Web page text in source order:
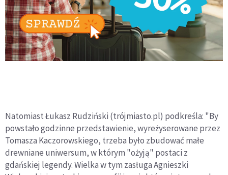
Natomiast Łukasz Rudziński (trójmiasto.pl) podkreśla: "By
powstało godzinne przedstawienie, wyreżyserowane przez
Tomasza Kaczorowskiego, trzeba było zbudować małe
drewniane uniwersum, w którym "ożyją" postaci z
gdańskiej legendy. Wielka w tym zasługa Agnieszki